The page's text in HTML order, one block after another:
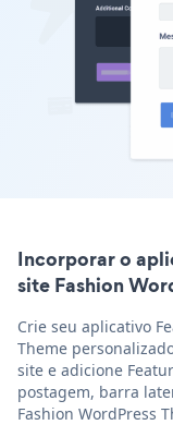
Incorporar o
site Fashion
Crie seu aplicativo
Theme
site e adicione
postagem, barra
Fashion WordPress